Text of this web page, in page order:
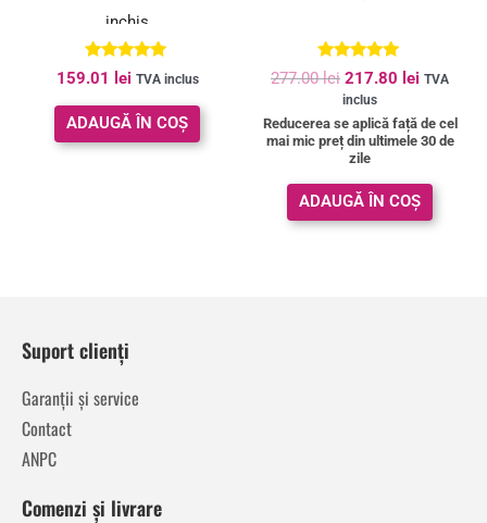
inchis
Evaluat la
5.00
din 5
159.01 lei TVA inclus
ADAUGĂ ÎN COȘ
Evaluat la
5.00
din 5
277.00lei 217.80 lei TVA
inclus
Reducerea se aplică față de cel
mai mic preț din ultimele 30 de
zile
ADAUGĂ ÎN COȘ
Suport clienți
Garanții și service
Contact
ANPC
Comenzi și livrare